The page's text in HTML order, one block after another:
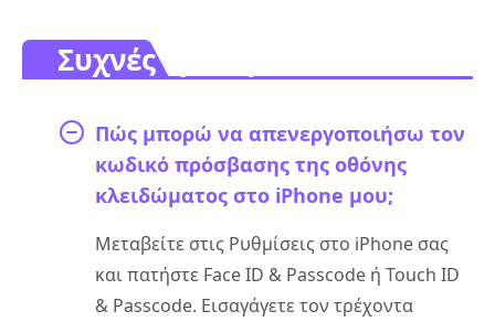
Συχνές ερωτήσεις.
Πώς μπορώ να απενεργοποιήσω τον
κωδικό πρόσβασης της οθόνης
κλειδώματος στο iPhone μου;
Μεταβείτε στις Ρυθμίσεις στο iPhone σας
και πατήστε Face ID & Passcode ή Touch ID
& Passcode. Εισαγάγετε τον τρέχοντα